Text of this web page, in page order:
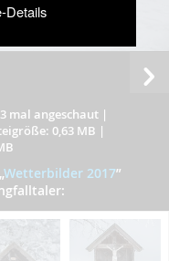
Details
mal angeschaut |
0,63 MB |
„Wetterbilder 2017”